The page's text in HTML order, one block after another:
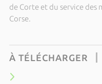
de Corte et du service
Corse.
À TÉLÉCHARGER